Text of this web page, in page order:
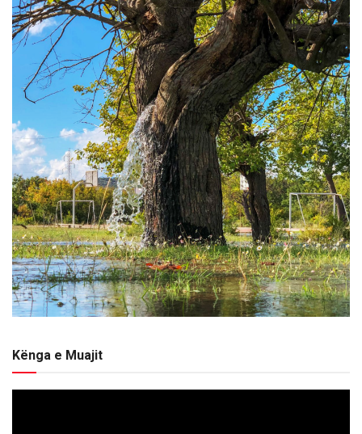
Kënga e Muajit